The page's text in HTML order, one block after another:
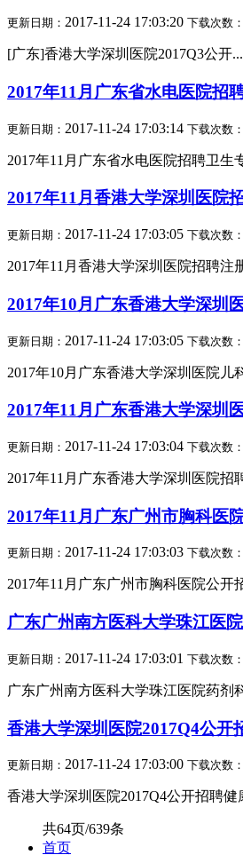
更新日期： 2017-11-24 17:03:20 下载次数：
[广东]香港大学深圳医院2017Q3公开...
2017年11月广东省水电医院招
更新日期： 2017-11-24 17:03:14 下载次数：
2017年11月广东省水电医院招聘卫生
2017年11月香港大学深圳医院
更新日期： 2017-11-24 17:03:05 下载次数：
2017年11月香港大学深圳医院招聘注
2017年10月广东香港大学深圳
更新日期： 2017-11-24 17:03:05 下载次数：
2017年10月广东香港大学深圳医院儿
2017年11月广东香港大学深圳
更新日期： 2017-11-24 17:03:04 下载次数：
2017年11月广东香港大学深圳医院招
2017年11月广东广州市胸科医
更新日期： 2017-11-24 17:03:03 下载次数：
2017年11月广东广州市胸科医院公开
广东广州南方医科大学珠江医
更新日期： 2017-11-24 17:03:01 下载次数：
广东广州南方医科大学珠江医院药剂
香港大学深圳医院2017Q4公开
更新日期： 2017-11-24 17:03:00 下载次数：
香港大学深圳医院2017Q4公开招聘健
共64页/639条
首页